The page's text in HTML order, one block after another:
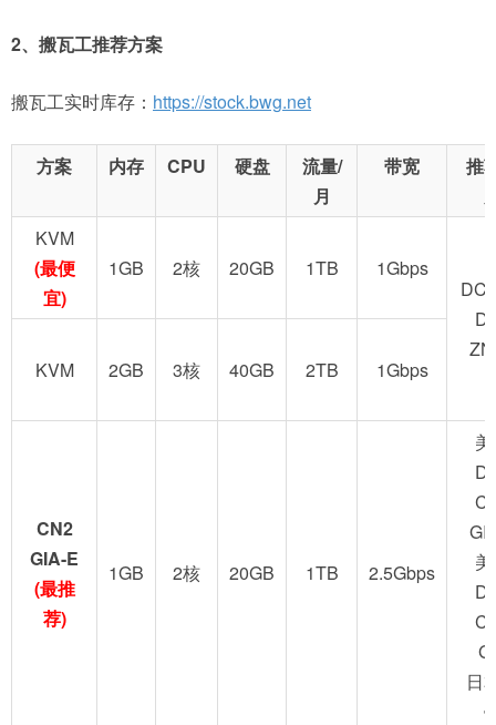
2、搬瓦工推荐方案
搬瓦工实时库存： https://stock.bwg.net
方案 内存 CPU 硬盘
流量/
月
带宽
推
KVM
(最便
宜)
1GB 2核 20GB 1TB
1Gbps
KVM
2GB 3核 40GB 2TB 1Gbps
CN2
GIA-E
(最推
荐)
1GB 2核 20GB 1TB 2.5Gbps
日